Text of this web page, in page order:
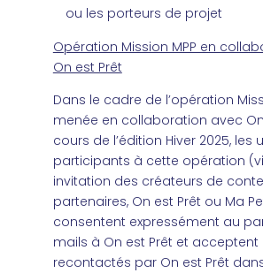
ou les porteurs de projet
Opération Mission MPP en
On est Prêt
Dans le cadre de l’opération
menée en collaboration avec
cours de l’édition Hiver 2025, les
participants à cette opération
invitation des créateurs de
partenaires, On est Prêt ou Ma
consentent expressément au
mails à On est Prêt et acceptent
recontactés par On est Prêt